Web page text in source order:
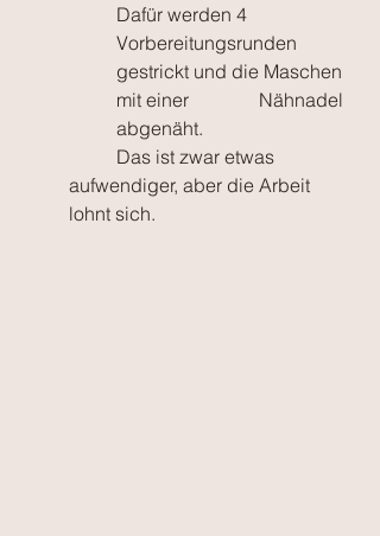
Dafür werden 4
Vorbereitungsrunden
gestrickt und die Maschen
mit einer 		Nähnadel
abgenäht.
aufwendiger, aber die Arbeit
lohnt sich.